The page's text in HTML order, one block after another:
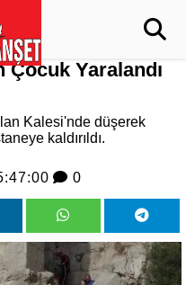
Çocuk Yaralandı
Kalesi'nde düşerek
kaldırıldı.
0